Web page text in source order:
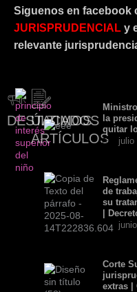
Siguenos en facebook
JURISPRUDENCIAL y
relevante
DESTACADOS
ÚLTIMOS
ARTÍCULOS
la
quitar
julio
de
su
|
Corte
extras |